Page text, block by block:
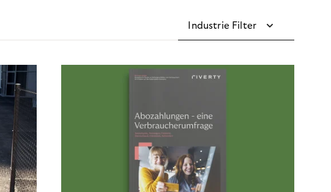
Industrie Filter